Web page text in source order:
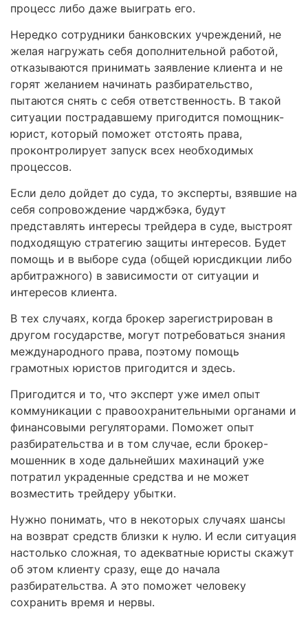
процесс либо даже выиграть его.
Нередко сотрудники банковских учреждений, не
желая нагружать себя дополнительной работой,
отказываются принимать заявление клиента и не
горят желанием начинать разбирательство,
пытаются снять с себя ответственность. В такой
ситуации пострадавшему пригодится помощник-
юрист, который поможет отстоять права,
проконтролирует запуск всех необходимых
процессов.
Если дело дойдет до суда, то эксперты, взявшие на
себя сопровождение чарджбэка, будут
представлять интересы трейдера в суде, выстроят
подходящую стратегию защиты интересов. Будет
помощь и в выборе суда (общей юрисдикции либо
арбитражного) в зависимости от ситуации и
интересов клиента.
В тех случаях, когда брокер зарегистрирован в
другом государстве, могут потребоваться знания
международного права, поэтому помощь
грамотных юристов пригодится и здесь.
Пригодится и то, что эксперт уже имел опыт
коммуникации с правоохранительными органами и
финансовыми регуляторами. Поможет опыт
разбирательства и в том случае, если брокер-
мошенник в ходе дальнейших махинаций уже
потратил украденные средства и не может
возместить трейдеру убытки.
Нужно понимать, что в некоторых случаях шансы
на возврат средств близки к нулю. И если ситуация
настолько сложная, то адекватные юристы скажут
об этом клиенту сразу, еще до начала
разбирательства. А это поможет человеку
сохранить время и нервы.